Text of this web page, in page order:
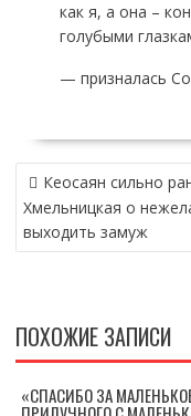
как я, а она –
голубыми
— призналась
НАВИГАЦИЯ
ПО
ЗАПИСЯМ
Кеосаян сильно
Хмельницкая о
выходить замуж
ПОХОЖИЕ ЗАПИСИ
«СПАСИБО ЗА